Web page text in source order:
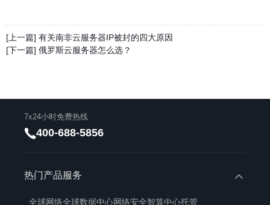
[上一篇] 有关南非云服务器IP被封的四大原因
[下一篇] 俄罗斯云服务器怎么选？
7x24小时免费热线
400-688-5856
热门产品服务
全球网络全球数据中心网络安全智算中心托管